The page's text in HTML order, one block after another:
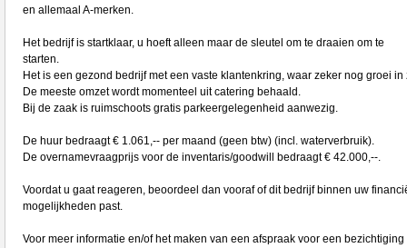
en allemaal A-merken.
Het bedrijf is startklaar, u hoeft alleen maar de sleutel om te draaien om te
starten.
Het is een gezond bedrijf met een vaste klantenkring, waar zeker nog groei in
De meeste omzet wordt momenteel uit catering behaald.
Bij de zaak is ruimschoots gratis parkeergelegenheid aanwezig.
De huur bedraagt € 1.061,-- per maand (geen btw) (incl. waterverbruik).
De overnamevraagprijs voor de inventaris/goodwill bedraagt € 42.000,--.
Voordat u gaat reageren, beoordeel dan vooraf of dit bedrijf binnen uw
mogelijkheden past.
Voor meer informatie en/of het maken van een afspraak voor een bezichtiging